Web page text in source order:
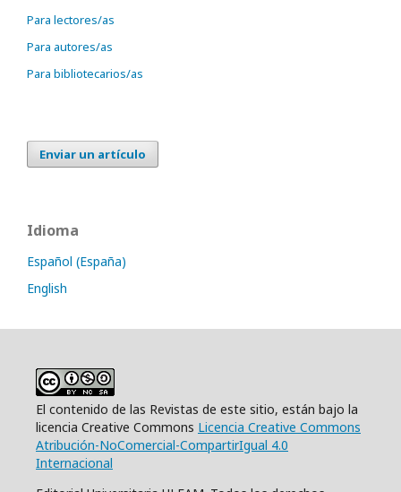
Para lectores/as
Para autores/as
Para bibliotecarios/as
Enviar un artículo
Idioma
Español (España)
English
El contenido de las Revistas de este sitio, están bajo la
licencia Creative Commons Licencia Creative Commons
Atribución-NoComercial-CompartirIgual 4.0
Internacional